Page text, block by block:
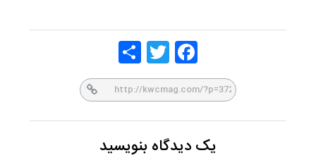
Face
Twitt
یک دیدگاه بنویسید